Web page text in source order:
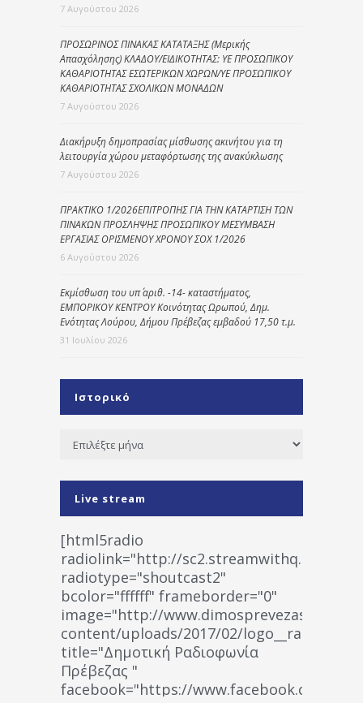
7 Αυγούστου 2026
ΠΡΟΣΩΡΙΝΟΣ ΠΙΝΑΚΑΣ ΚΑΤΑΤΑΞΗΣ (Μερικής
Απασχόλησης) ΚΛΑΔΟΥ/ΕΙΔΙΚΟΤΗΤΑΣ: ΥΕ ΠΡΟΣΩΠΙΚΟΥ
ΚΑΘΑΡΙΟΤΗΤΑΣ ΕΣΩΤΕΡΙΚΩΝ ΧΩΡΩΝ/ΥΕ ΠΡΟΣΩΠΙΚΟΥ
ΚΑΘΑΡΙΟΤΗΤΑΣ ΣΧΟΛΙΚΩΝ ΜΟΝΑΔΩΝ
7 Αυγούστου 2026
Διακήρυξη δημοπρασίας μίσθωσης ακινήτου για τη
λειτουργία χώρου μεταφόρτωσης της ανακύκλωσης
7 Αυγούστου 2026
ΠΡΑΚΤΙΚΟ 1/2026ΕΠΙΤΡΟΠΗΣ ΓΙΑ ΤΗΝ ΚΑΤΑΡΤΙΣΗ ΤΩΝ
ΠΙΝΑΚΩΝ ΠΡΟΣΛΗΨΗΣ ΠΡΟΣΩΠΙΚΟΥ ΜΕΣΥΜΒΑΣΗ
ΕΡΓΑΣΙΑΣ ΟΡΙΣΜΕΝΟΥ ΧΡΟΝΟΥ ΣΟΧ 1/2026
6 Αυγούστου 2026
Εκμίσθωση του υπ΄ αριθ. -14- καταστήματος,
ΕΜΠΟΡΙΚΟΥ ΚΕΝΤΡΟΥ Κοινότητας Ωρωπού, Δημ.
Ενότητας Λούρου, Δήμου Πρέβεζας εμβαδού 17,50 τ.μ.
31 Ιουλίου 2026
Ιστορικό
Ιστορικό
Live stream
[html5radio
radiolink="http://
radiotype="shoutcast2"
bcolor="ffffff" frameborder="0"
image="http://www.dimosprevezas.gr/wp-
content/uploads/2017/02/
title="Δημοτική Ραδιοφωνία
Πρέβεζας "
facebook="https://www.facebook.com/